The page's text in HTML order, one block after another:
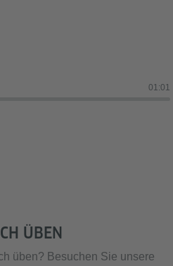
01:01
ÜBEN
üben? Besuchen Sie unsere